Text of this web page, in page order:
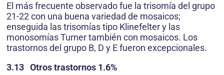
El más frecuente observado fue la trisomía del grupo
21-22 con una buena variedad de mosaicos;
enseguida las trisomías tipo Klinefelter y las
monosomías Turner también con mosaicos. Los
trastornos del grupo B, D y E fueron excepcionales.
3.13 Otros trastornos 1.6%